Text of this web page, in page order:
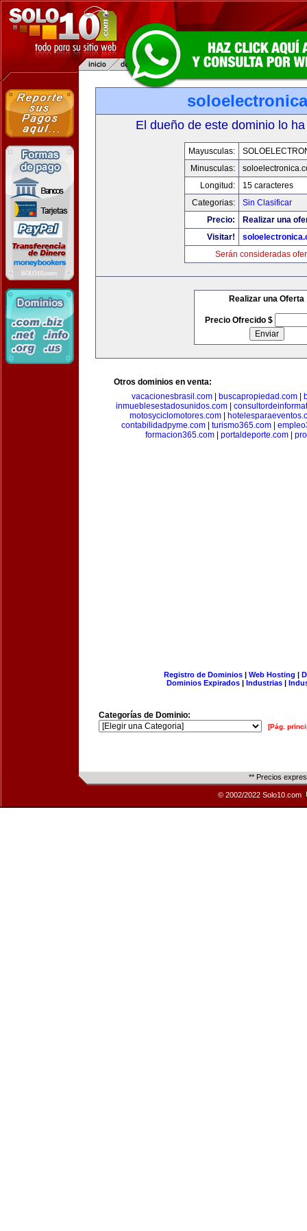
El dueño de este dominio lo
Mayusculas:
Minusculas:
Longitud:
15 caracteres
Categorias:
Sin Clasificar
Precio:
Realizar una
Visitar!
Serán consideradas
Realizar una Oferta
Precio Ofrecido $
Otros dominios en venta:
vacacionesbrasil.com
buscapropiedad.com
inmueblesestadosunidos.com
motosyciclomotores.com|
contabilidadpyme.com| turismo365.com|
formacion365.com| portaldeporte.com|
Registro de Dominios| Web Hosting |
Dominios Expirados | Industrias |
Categorías de Dominio:
[Pág.
** Precios
© 2002/2022 Solo10.com